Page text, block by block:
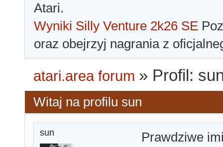
Atari.
Wyniki Silly Venture 2k26 SE
oraz obejrzyj nagrania z
atari.area forum » Profil:
Witaj na profilu sun
sun
Prawdziwe